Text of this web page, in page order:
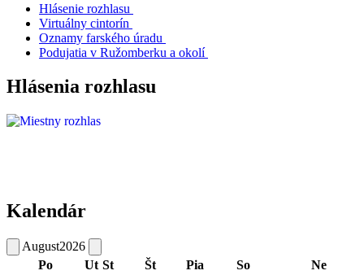
Hlásenie rozhlasu
Virtuálny cintorín
Oznamy farského úradu
Podujatia v Ružomberku a okolí
Hlásenia rozhlasu
Kalendár
August2026
Po
Ut St Št Pia So Ne